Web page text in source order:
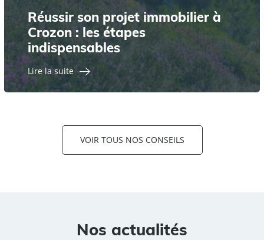
Réussir son projet immobilier à
Crozon : les étapes
indispensables
Lire la suite
VOIR TOUS NOS CONSEILS
Nos actualités